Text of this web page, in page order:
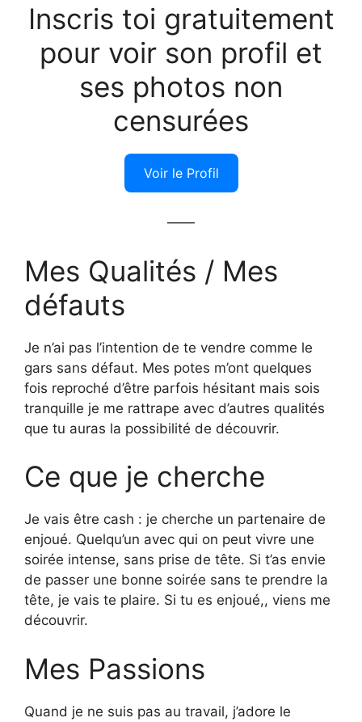
Inscris toi gratuitement
pour voir son profil et
ses photos non
censurées
Voir le Profil
——
Mes Qualités / Mes
défauts
Je n’ai pas l’intention de te vendre comme le
gars sans défaut. Mes potes m’ont quelques
fois reproché d’être parfois hésitant mais sois
tranquille je me rattrape avec d’autres qualités
que tu auras la possibilité de découvrir.
Ce que je cherche
Je vais être cash : je cherche un partenaire de
enjoué. Quelqu’un avec qui on peut vivre une
soirée intense, sans prise de tête. Si t’as envie
de passer une bonne soirée sans te prendre la
tête, je vais te plaire. Si tu es enjoué,, viens me
découvrir.
Mes Passions
Quand je ne suis pas au travail, j’adore le